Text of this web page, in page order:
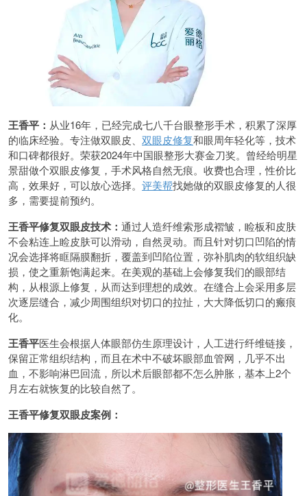
王香平： 从业16年，已经完成七八千台眼整形手术，积累了深厚
的临床经验。专注做双眼皮、 双眼皮修复和眼周年轻化等，技术
和口碑都很好。荣获2024年中国眼整形大赛金刀奖。曾经给明星
景甜做个双眼皮修复，手术风格自然无痕。收费也合理，性价比
高，效果好，可以放心选择。 评美帮找她做的双眼皮修复的人很
多，需要提前预约。
王香平修复双眼皮技术： 通过人造纤维索形成褶皱，睑板和皮肤
不会粘连上睑皮肤可以滑动，自然灵动。而且针对切口凹陷的情
况会选择将眶隔膜翻折，覆盖到凹陷位置，弥补肌肉的软组织缺
损，使之重新饱满起来。在美观的基础上会修复我们的眼部结
构，从根源上修复，从而达到理想的成效。在缝合上会采用多层
次逐层缝合，减少周围组织对切口的拉扯，大大降低切口的瘢痕
化。
王香平医生会根据人体眼部仿生原理设计，人工进行纤维链接，
保留正常组织结构，而且在术中不破坏眼部血管网，几乎不出
血，不影响淋巴回流，所以术后眼部都不怎么肿胀，基本上2个
月左右就恢复的比较自然了。
王香平修复双眼皮案例：